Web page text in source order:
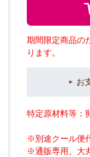
期間限定商品の
ります。
お
特定原材料等：
※別途クール便
※通販専用。大